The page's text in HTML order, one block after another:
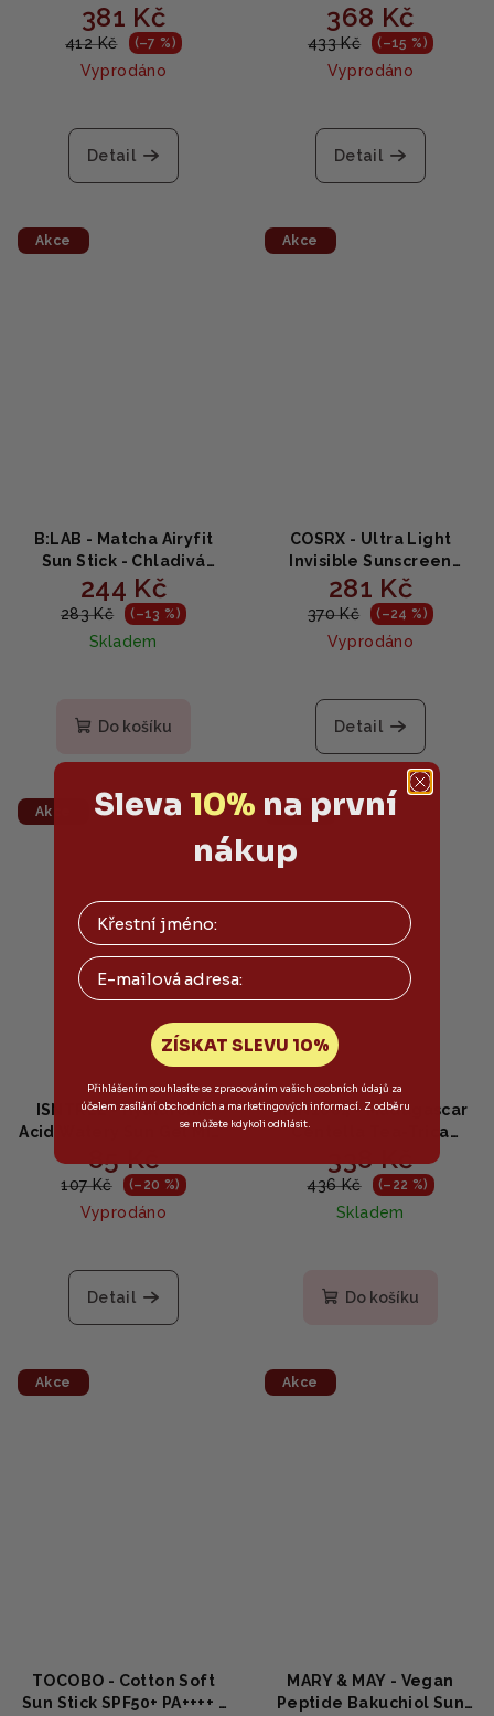
Velvet Finish Sunscreen -
Matoucí krém SPF50+
centella 50ml
381 Kč
412 Kč (–7 %)
Vyprodáno
Detail
Glow Sun Ampoule -
Probiotická zklidňující
ampule s vysokým
ochranným faktorem SPF
368 Kč
433 Kč (–15 %)
Vyprodáno
Detail
Akce
B:LAB - Matcha Airyfit
Sun Stick - Chladivá
tyčinka na opalování s
matcha SPF 50+ 15g
244 Kč
283 Kč (–13 %)
Skladem
Do košíku
Akce
COSRX - Ultra Light
Invisible Sunscreen
SPF50+/PA++++ - Ultra
lehký hydratační
opalovací krém 50ml
281 Kč
370 Kč (–24 %)
Vyprodáno
Detail
Akce
ISNTREE - Hyaluronic
Acid Watery Sun Gel MINI
SPF50+ PA++++ - Opalovací
gel s kyselinou
hyaluronovou 10ml
85 Kč
107 Kč (–20 %)
Vyprodáno
Detail
Akce
SKIN1004 - Madagascar
Centella Tea-Trica
Soothing Sun Milk -
Hydratační opalovací
krém 50ml
338 Kč
436 Kč (–22 %)
Skladem
Do košíku
Akce
TOCOBO - Cotton Soft
Sun Stick SPF50+ PA++++ -
Akce
MARY & MAY - Vegan
Peptide Bakuchiol Sun
Sleva 10% na první
nákup
Email
ZÍSKAT SLEVU 10%
Přihlášením souhlasíte se zpracováním vašich osobních údajů za
účelem zasílání obchodních a marketingových informací. Z odběru
se můžete kdykoli odhlásit.